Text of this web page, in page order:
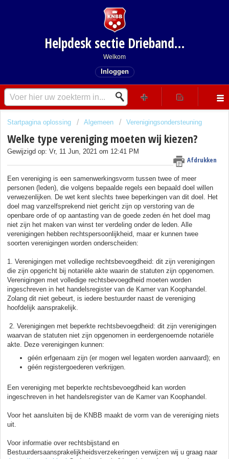
Helpdesk sectie Driebanden
Welkom
Inloggen
Startpagina oplossing Algemeen Verenigingsondersteuning
Welke type vereniging moeten wij kiezen?
Afdrukken
Gewijzigd op: Vr, 11 Jun, 2021 om 12:41 PM
Een vereniging is een samenwerkingsvorm tussen twee of meer
personen (leden), die volgens bepaalde regels een bepaald doel willen
verwezenlijken. De wet kent slechts twee beperkingen van dit doel. Het
doel mag vanzelfsprekend niet gericht zijn op verstoring van de
openbare orde of op aantasting van de goede zeden én het doel mag
niet zijn het maken van winst ter verdeling onder de leden. Alle
verenigingen hebben rechtspersoonlijkheid, maar er kunnen twee
soorten verenigingen worden onderscheiden:
1. Verenigingen met volledige rechtsbevoegdheid: dit zijn verenigingen
die zijn opgericht bij notariële akte waarin de statuten zijn opgenomen.
Verenigingen met volledige rechtsbevoegdheid moeten worden
ingeschreven in het handelsregister van de Kamer van Koophandel.
Zolang dit niet gebeurt, is iedere bestuurder naast de vereniging
hoofdelijk aansprakelijk.
2. Verenigingen met beperkte rechtsbevoegdheid: dit zijn verenigingen
waarvan de statuten niet zijn opgenomen in eerdergenoemde notariële
akte. Deze verenigingen kunnen:
géén erfgenaam zijn (er mogen wel legaten worden aanvaard); en
géén registergoederen verkrijgen.
Een vereniging met beperkte rechtsbevoegdheid kan worden
ingeschreven in het handelsregister van de Kamer van Koophandel.
Voor het aansluiten bij de KNBB maakt de vorm van de vereniging niets
uit.
Voor informatie over rechtsbijstand en
Bestuurdersaansprakelijkheidsverzekeringen verwijzen wij u graag naar